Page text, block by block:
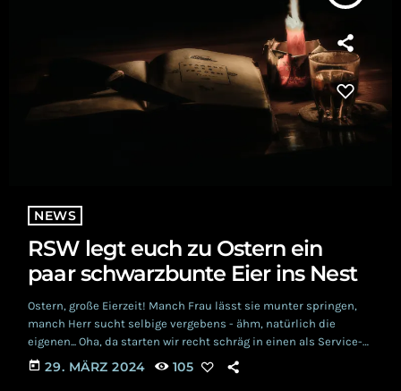
NEWS
RSW legt euch zu Ostern ein
paar schwarzbunte Eier ins Nest
Ostern, große Eierzeit! Manch Frau lässt sie munter springen,
manch Herr sucht selbige vergebens - ähm, natürlich die
eigenen... Oha, da starten wir recht schräg in einen als Service-
Post gedachten Artikel... Also, Ostern ist eine anstrengende Zeit
mit Tanzverboten und allerlei religiösem Traditionskram. Bei
today 29. MÄRZ 2024 105